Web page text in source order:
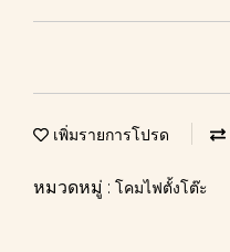
เพิ่มรายการโปรด
หมวดหมู่ : โคมไฟตั้งโต๊ะ